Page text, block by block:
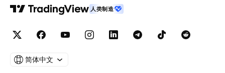
人类制造
简体中文